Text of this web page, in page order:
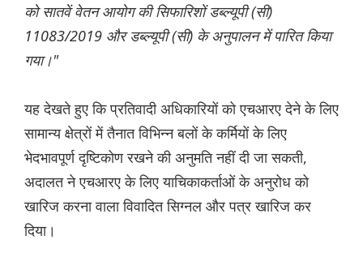
को सातवें वेतन आयोग की सिफारिशों डब्ल्यूपी (सी)
11083/2019 और डब्ल्यूपी (सी) के अनुपालन में पारित किया
गया।"
यह देखते हुए कि प्रतिवादी अधिकारियों को एचआरए देने के लिए
सामान्य क्षेत्रों में तैनात विभिन्न बलों के कर्मियों के लिए
भेदभावपूर्ण दृष्टिकोण रखने की अनुमति नहीं दी जा सकती,
अदालत ने एचआरए के लिए याचिकाकर्ताओं के अनुरोध को
खारिज करना वाला विवादित सिग्नल और पत्र खारिज कर
दिया।